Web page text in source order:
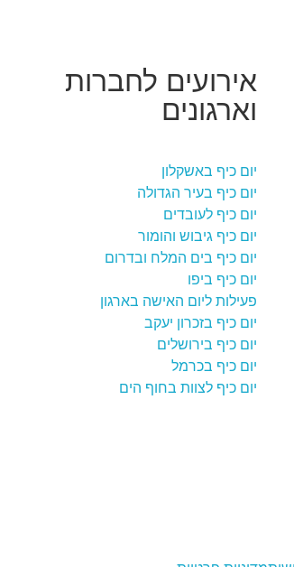
אירועים לחברות
וארגונים
יום כיף באשקלון
יום כיף בעיר הגדולה
יום כיף לעובדים
יום כיף גיבוש והומור
יום כיף בים המלח ובדרום
יום כיף ביפו
פעילות ליום האישה בארגון
יום כיף בזכרון יעקב
יום כיף בירושלים
יום כיף בכרמל
יום כיף לצוות בחוף הים